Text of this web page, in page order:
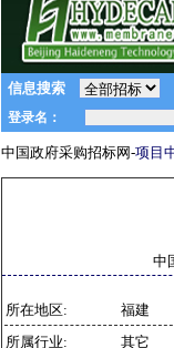
信息搜索
中国政府采购招标网-项目
中
所在地区:
福建
所属行业:
其它